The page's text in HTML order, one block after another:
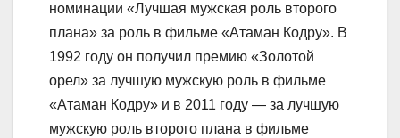
номинации «Лучшая мужская роль второго
плана» за роль в фильме «Атаман Кодру». В
1992 году он получил премию «Золотой
орел» за лучшую мужскую роль в фильме
«Атаман Кодру» и в 2011 году — за лучшую
мужскую роль второго плана в фильме